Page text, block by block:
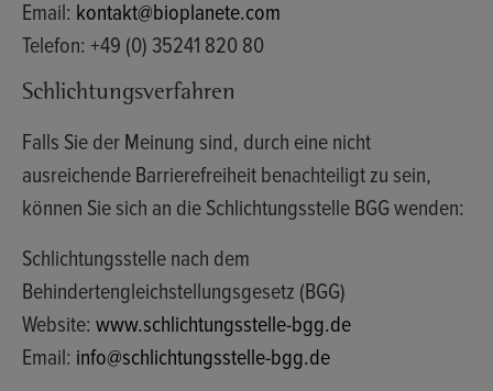
Email: kontakt@bioplanete.com
Telefon: +49 (0) 35241 820 80
Schlichtungsverfahren
Falls Sie der Meinung sind, durch eine nicht
ausreichende Barrierefreiheit benachteiligt zu sein,
können Sie sich an die Schlichtungsstelle BGG wenden:
Schlichtungsstelle nach dem
Behindertengleichstellungsgesetz (BGG)
Website: www.schlichtungsstelle-bgg.de
Email: info@schlichtungsstelle-bgg.de